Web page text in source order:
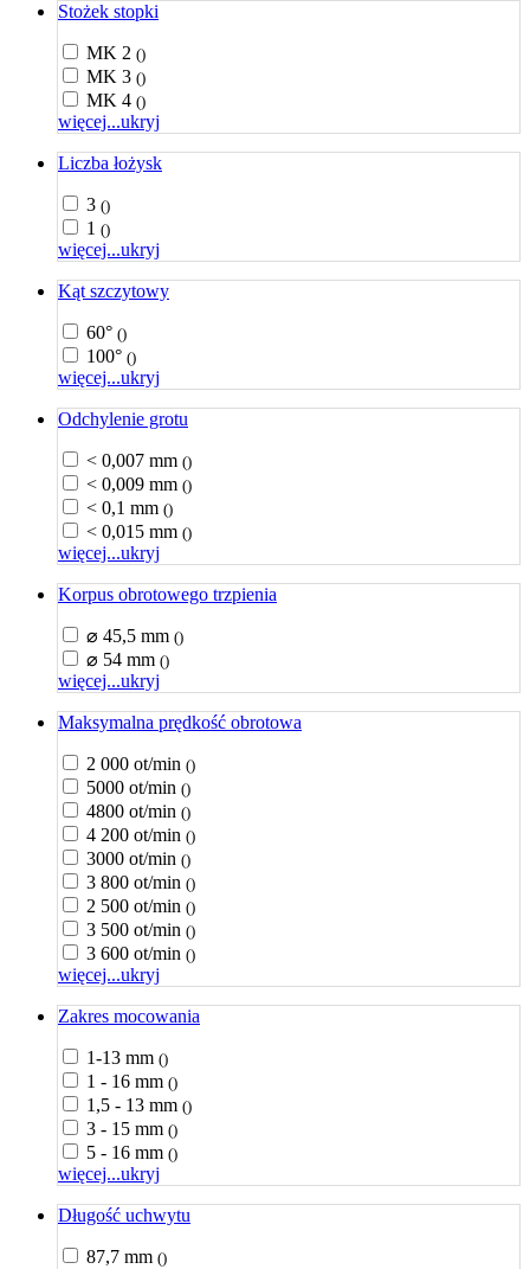
Stożek stopki
MK 2 ()
MK 3 ()
MK 4 ()
więcej...ukryj
Liczba łożysk
3 ()
1 ()
więcej...ukryj
Kąt szczytowy
60° ()
100° ()
więcej...ukryj
Odchylenie grotu
< 0,007 mm ()
< 0,009 mm ()
< 0,1 mm ()
< 0,015 mm ()
więcej...ukryj
Korpus obrotowego trzpienia
⌀ 45,5 mm ()
⌀ 54 mm ()
więcej...ukryj
Maksymalna prędkość obrotowa
2 000 ot/min ()
5000 ot/min ()
4800 ot/min ()
4 200 ot/min ()
3000 ot/min ()
3 800 ot/min ()
2 500 ot/min ()
3 500 ot/min ()
3 600 ot/min ()
więcej...ukryj
Zakres mocowania
1-13 mm ()
1 - 16 mm ()
1,5 - 13 mm ()
3 - 15 mm ()
5 - 16 mm ()
więcej...ukryj
Długość uchwytu
87,7 mm ()